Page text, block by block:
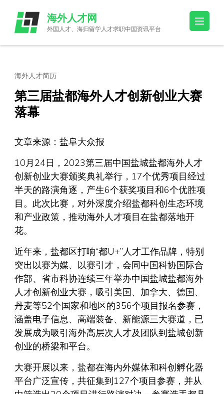
content
(Press
海外人才网
外国人才、海归留学人才求职中国资讯平台
海外人才简历
第三届盐都海外人才创新创业大赛
落幕
文章来源：盐阜大众报
10月24日，2023第三届中国盐城盐都海外人才
创新创业大赛颁奖典礼举行，17个优秀项目经过
半天的路演角逐，产生6个获奖项目和6个优胜项
目。此次比赛，对外深度介绍盐都科创生态环境
和产业政策，推动海外人才项目在盐都落地开
花。
近年来，盐都区打响“都U+”人才工作品牌，特别
突出以赛为媒、以赛引才，会同中国科协国际合
作部、省市科协连续三年举办中国盐城盐都海外
人才创新创业大赛，吸引美国、加拿大、德国、
丹麦等52个国家和地区的356个项目报名参赛，
涵盖电子信息、高端装备、新能源三大赛道，已
发展成为吸引海外高层次人才及团队到盐城创新
创业的桥梁和平台。
大赛开展以来，盐都在海内外媒体和科创孵化器
平台广泛宣传，共征集到127个项目参赛，并从